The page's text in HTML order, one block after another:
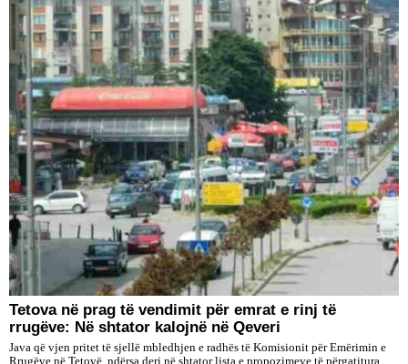
Tetova në prag të vendimit për emrat e rinj të
rrugëve: Në shtator kalojnë në Qeveri
Java që vjen pritet të sjellë mbledhjen e radhës të Komisionit për Emërimin e
Rrugëve në Tetovë, ndërsa deri në shtator lista e propozimeve të përgatitura